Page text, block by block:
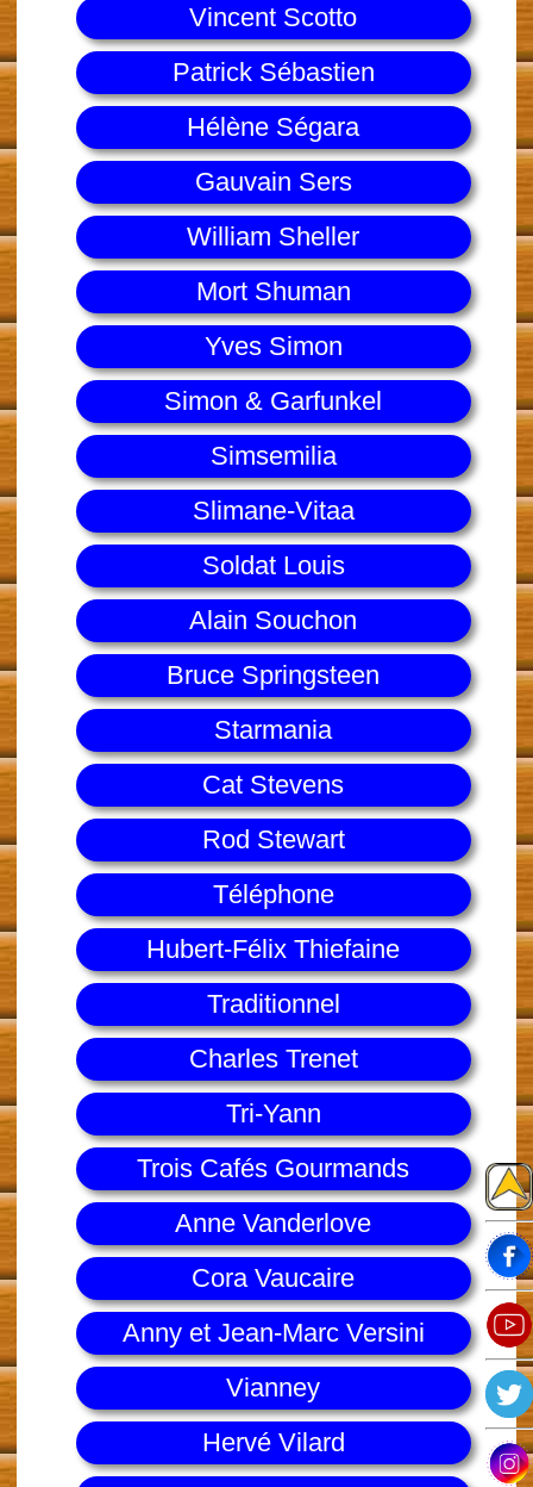
Vincent Scotto
Patrick Sébastien
Hélène Ségara
Gauvain Sers
William Sheller
Mort Shuman
Yves Simon
Simon & Garfunkel
Simsemilia
Slimane-Vitaa
Soldat Louis
Alain Souchon
Bruce Springsteen
Starmania
Cat Stevens
Rod Stewart
Téléphone
Hubert-Félix Thiefaine
Traditionnel
Charles Trenet
Tri-Yann
Trois Cafés Gourmands
Anne Vanderlove
Cora Vaucaire
Anny et Jean-Marc Versini
Vianney
Hervé Vilard